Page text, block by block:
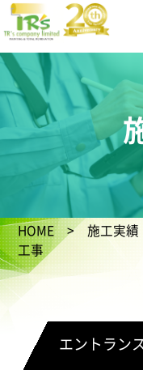
HOME>施工実績
工事
エントラン